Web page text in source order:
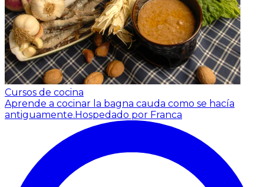
Cursos de cocina
Aprende a cocinar la bagna cauda como se hacía
antiguamente.Hospedado por Franca